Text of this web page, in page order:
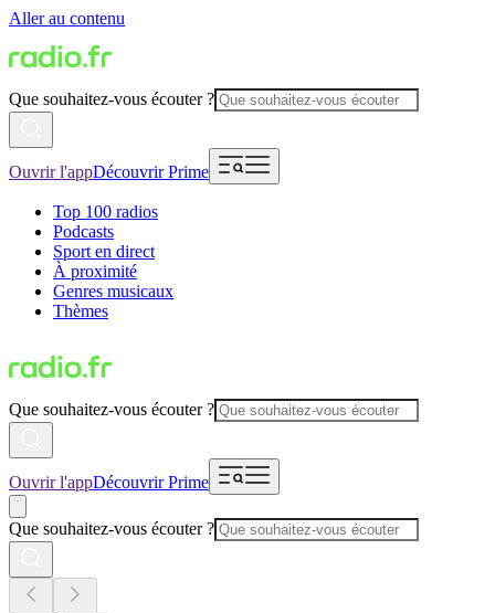
Aller au contenu
Que souhaitez-vous écouter ?
Ouvrir l'appDécouvrir Prime
Top 100 radios
Podcasts
Sport en direct
À proximité
Genres musicaux
Thèmes
Que souhaitez-vous écouter ?
Ouvrir l'appDécouvrir Prime
Que souhaitez-vous écouter ?